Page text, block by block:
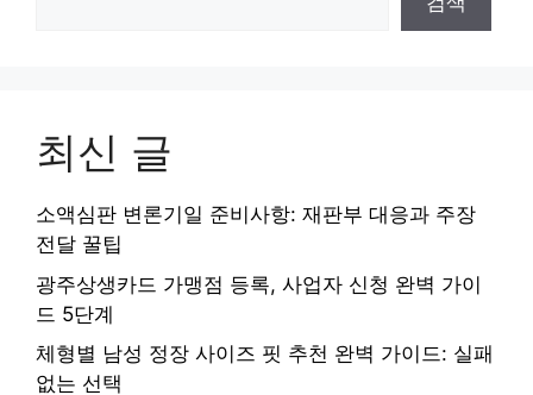
최신 글
소액심판 변론기일 준비사항: 재판부 대응과 주장
전달 꿀팁
광주상생카드 가맹점 등록, 사업자 신청 완벽 가이
드 5단계
체형별 남성 정장 사이즈 핏 추천 완벽 가이드: 실패
없는 선택